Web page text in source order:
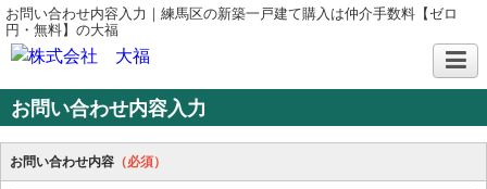
お問い合わせ内容入力｜練馬区の新築一戸建て購入は仲介手数料【ゼロ
円・無料】の大福
お問い合わせ内容入力
お問い合わせ内容 （必須）